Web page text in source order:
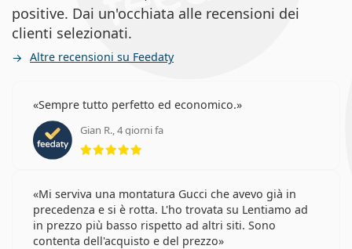
positive. Dai un'occhiata alle recensioni dei
clienti selezionati.
Altre recensioni su Feedaty
Sempre tutto perfetto ed economico.
Gian R., 4 giorni fa
Mi serviva una montatura Gucci che avevo già in
precedenza e si è rotta. L'ho trovata su Lentiamo ad
in prezzo più basso rispetto ad altri siti. Sono
contenta dell'acquisto e del prezzo